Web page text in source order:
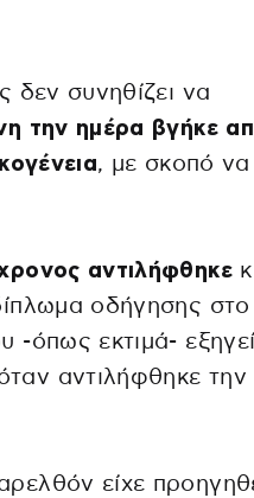
δεν συνηθίζει να
την ημέρα βγήκε
, με σκοπό να
αντιλήφθηκε
οδήγησης στο
-όπως εκτιμά- εξηγεί
αντιλήφθηκε την
είχε